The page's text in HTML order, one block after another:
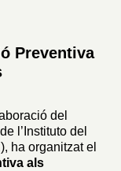
Preventiva
del
l’Instituto del
ha organitzat el
als